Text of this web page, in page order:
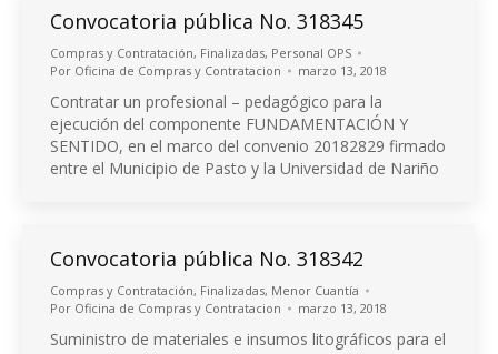
Convocatoria pública No. 318345
Compras y Contratación, Finalizadas, Personal OPS
Por Oficina de Compras y Contratacion marzo 13, 2018
Contratar un profesional – pedagógico para la
ejecución del componente FUNDAMENTACIÓN Y
SENTIDO, en el marco del convenio 20182829 firmado
entre el Municipio de Pasto y la Universidad de Nariño
Convocatoria pública No. 318342
Compras y Contratación, Finalizadas, Menor Cuantía
Por Oficina de Compras y Contratacion marzo 13, 2018
Suministro de materiales e insumos litográficos para el